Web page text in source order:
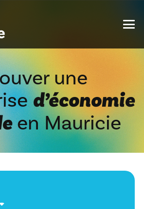
une
d’économie
en Mauricie